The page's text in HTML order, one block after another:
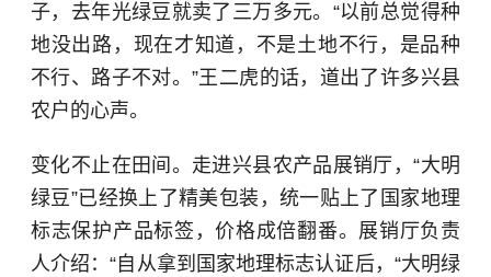
子，去年光绿豆就卖了三万多元。“以前总觉得种
地没出路，现在才知道，不是土地不行，是品种
不行、路子不对。”王二虎的话，道出了许多兴县
农户的心声。
变化不止在田间。走进兴县农产品展销厅，“大明
绿豆”已经换上了精美包装，统一贴上了国家地理
标志保护产品标签，价格成倍翻番。展销厅负责
人介绍：“自从拿到国家地理标志认证后，“大明绿